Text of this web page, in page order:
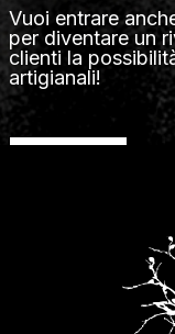
Vuoi entrare
per diventare un
clienti la
artigianali!